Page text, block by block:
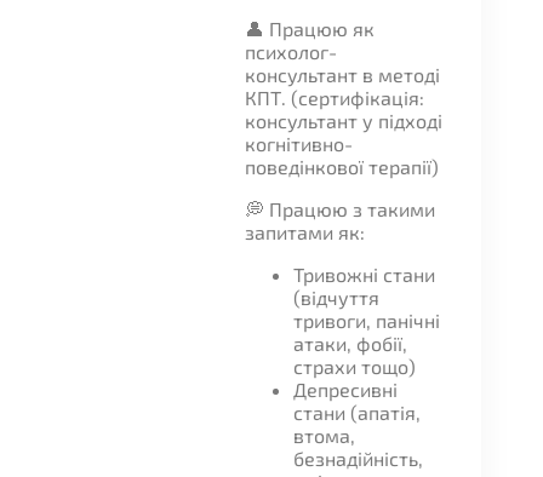
👤 Працюю як
психолог-
консультант в методі
КПТ. (сертифікація:
консультант у підході
когнітивно-
поведінкової терапії)
💭 Працюю з такими
запитами як:
Тривожні стани
(відчуття
тривоги, панічні
атаки, фобії,
страхи тощо)
Депресивні
стани (апатія,
втома,
безнадійність,